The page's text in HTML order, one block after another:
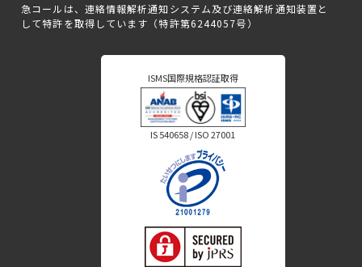
急コールは、連絡情報解析通知システム及び連絡解析通知装置と
して特許を取得しています（特許第6244057号）
ISMS国際規格認証取得
IS 540658 / ISO 27001